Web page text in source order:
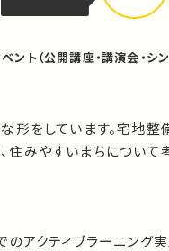
ント（公開講座・講演会・シ
形をしています。宅地
みやすいまちについて
のアクティブラーニング